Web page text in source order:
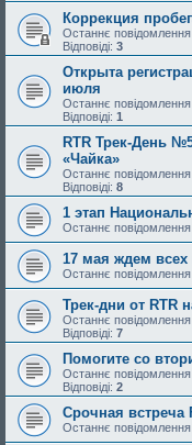
Коррекция
Останнє повідомлення
Відповіді: 3
Открыта
июля
Останнє повідомлення
Відповіді: 1
RTR Трек-День
«Чайка»
Останнє повідомлення
Відповіді: 8
1 этап
Останнє повідомлення
17 мая ждем всех
Останнє повідомлення
Трек-дни от RTR
Останнє повідомлення
Відповіді: 7
Помогите со
Останнє повідомлення
Відповіді: 2
Срочная встреча
Останнє повідомлення